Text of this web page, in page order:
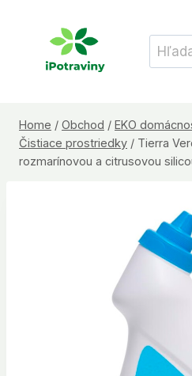
Hľadať:
Home / Obchod / EKO
Čistiace prostriedky / Tierra
rozmarínovou a citrusovou